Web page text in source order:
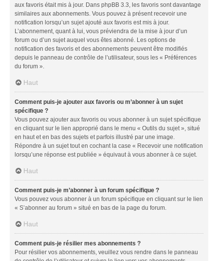
aux favoris était mis à jour. Dans phpBB 3.3, les favoris sont davantage
similaires aux abonnements. Vous pouvez à présent recevoir une
notification lorsqu’un sujet ajouté aux favoris est mis à jour.
L’abonnement, quant à lui, vous préviendra de la mise à jour d’un
forum ou d’un sujet auquel vous êtes abonné. Les options de
notification des favoris et des abonnements peuvent être modifiés
depuis le panneau de contrôle de l’utilisateur, sous les « Préférences
du forum ».
Haut
Comment puis-je ajouter aux favoris ou m’abonner à un sujet
spécifique ?
Vous pouvez ajouter aux favoris ou vous abonner à un sujet spécifique
en cliquant sur le lien approprié dans le menu « Outils du sujet », situé
en haut et en bas des sujets et parfois illustré par une image.
Répondre à un sujet tout en cochant la case « Recevoir une notification
lorsqu’une réponse est publiée » équivaut à vous abonner à ce sujet.
Haut
Comment puis-je m’abonner à un forum spécifique ?
Vous pouvez vous abonner à un forum spécifique en cliquant sur le lien
« S’abonner au forum » situé en bas de la page du forum.
Haut
Comment puis-je résilier mes abonnements ?
Pour résilier vos abonnements, veuillez vous rendre dans le panneau